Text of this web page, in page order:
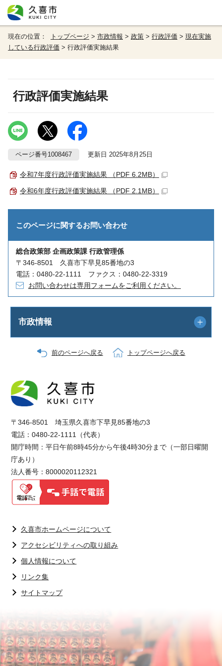
現在の位置： トップページ > 市政情報 > 政策 > 行政評価 > 現在実施
している行政評価 > 行政評価実施結果
行政評価実施結果
ページ番号1008467 更新日 2025年8月25日
令和7年度行政評価実施結果 （PDF 6.2MB）
令和6年度行政評価実施結果 （PDF 2.1MB）
このページに関するお問い合わせ
総合政策部 企画政策課 行政管理係
〒346-8501 久喜市下早見85番地の3
電話：0480-22-1111 ファクス：0480-22-3319
お問い合わせは専用フォームをご利用ください。
市政情報
前のページへ戻る トップページへ戻る
〒346-8501 埼玉県久喜市下早見85番地の3
電話：0480-22-1111（代表）
開庁時間：平日午前8時45分から午後4時30分まで（一部日曜開
庁あり）
法人番号：8000020112321
久喜市ホームページについて
アクセシビリティへの取り組み
個人情報について
リンク集
サイトマップ